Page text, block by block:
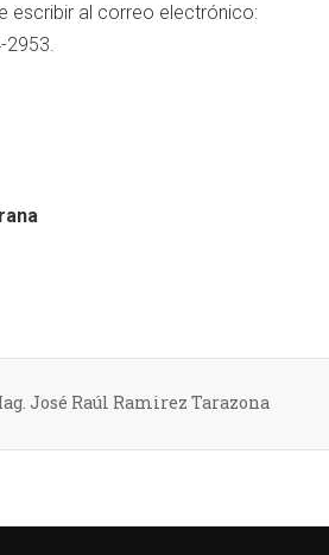
escribir al correo electrónico:
2953.
José Raúl Ramirez Tarazona